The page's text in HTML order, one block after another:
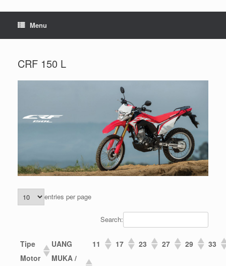
Menu
CRF 150 L
entries per page
Search:
Tipe
Motor
UANG
MUKA /
11 17 23 27 29 33